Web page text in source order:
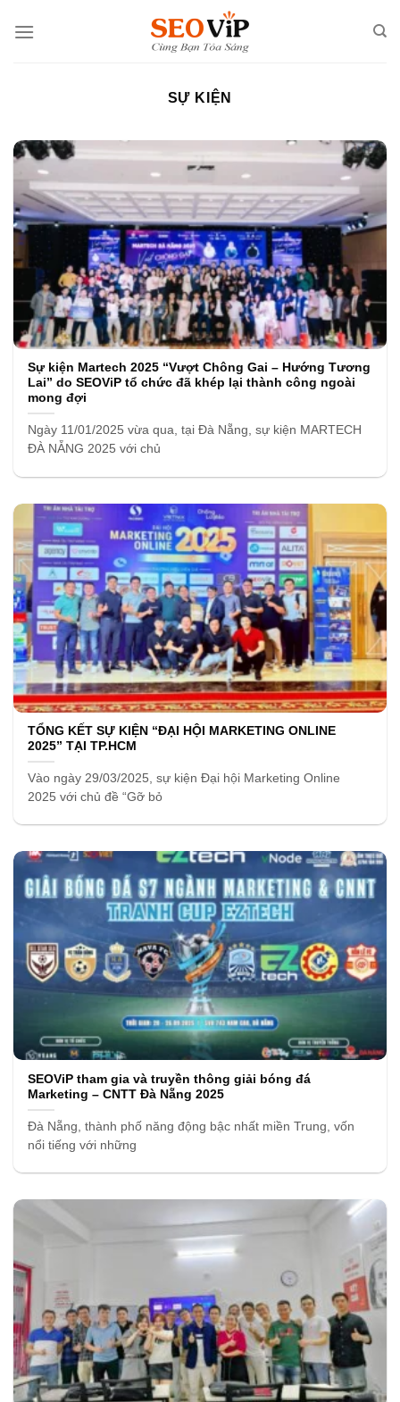
SỰ KIỆN
Sự kiện Martech 2025 “Vượt Chông Gai – Hướng Tương
Lai” do SEOViP tổ chức đã khép lại thành công ngoài
mong đợi
Ngày 11/01/2025 vừa qua, tại Đà Nẵng, sự kiện MARTECH
ĐÀ NẴNG 2025 với chủ
TỔNG KẾT SỰ KIỆN “ĐẠI HỘI MARKETING ONLINE
2025” TẠI TP.HCM
Vào ngày 29/03/2025, sự kiện Đại hội Marketing Online
2025 với chủ đề “Gỡ bỏ
SEOViP tham gia và truyền thông giải bóng đá
Marketing – CNTT Đà Nẵng 2025
Đà Nẵng, thành phố năng động bậc nhất miền Trung, vốn
nổi tiếng với những